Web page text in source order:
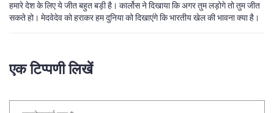
हमारे देश के लिए ये जीत बहुत बड़ी है। कार्लोस ने दिखाया कि अगर तुम लड़ोगे तो तुम जीत
सकते हो। मेदवेदेव को हराकर हम दुनिया को दिखाएंगे कि भारतीय खेल की भावना क्या है।
एक टिप्पणी लिखें